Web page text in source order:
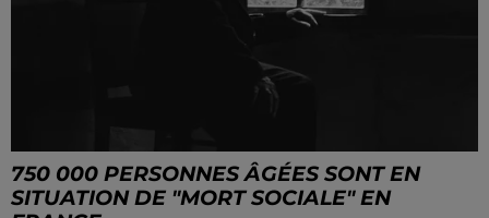
750 000 PERSONNES ÂGÉES SONT EN
SITUATION DE "MORT SOCIALE" EN